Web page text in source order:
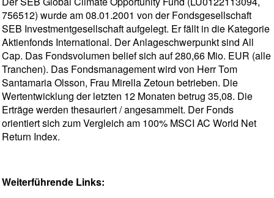
756512) wurde am 08.01.2001 von der Fondsgesellschaft
SEB Investmentgesellschaft aufgelegt. Er fällt in die Kategorie
Aktienfonds International. Der Anlageschwerpunkt sind All
Cap. Das Fondsvolumen belief sich auf 280,66 Mio. EUR (alle
Tranchen). Das Fondsmanagement wird von Herr Tom
Santamaria Olsson, Frau Mirella Zetoun betrieben. Die
Wertentwicklung der letzten 12 Monaten betrug 35,08. Die
Erträge werden thesauriert / angesammelt. Der Fonds
orientiert sich zum Vergleich am 100% MSCI AC World Net
Return Index.
Weiterführende Links: